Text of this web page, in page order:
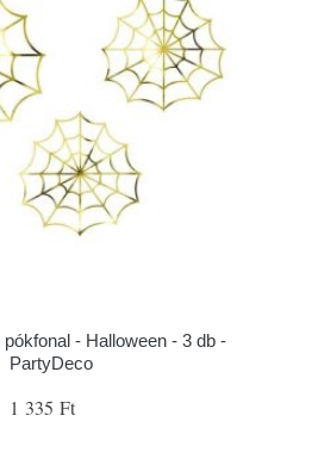
- Halloween - 3 db -
PartyDeco
1 335 Ft